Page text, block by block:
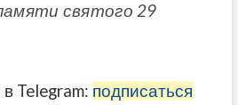
святого 29
Telegram: подписаться